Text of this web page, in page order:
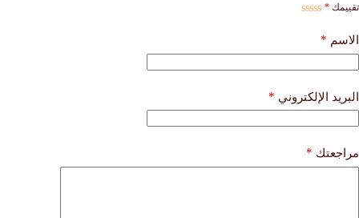
تقييمك *
الاسم *
البريد الإلكتروني *
مراجعتك *